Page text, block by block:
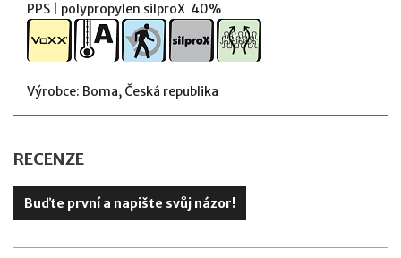
PPS | polypropylen silproX 40%
Výrobce: Boma, Česká republika
RECENZE
Buďte první a napište svůj názor!